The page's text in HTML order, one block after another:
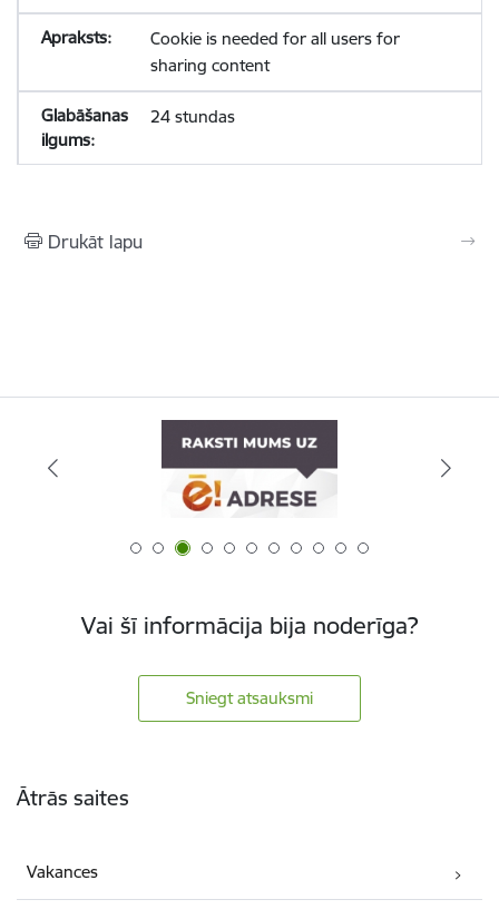
Cookie is needed for all users for
sharing content
24 stundas
Drukāt lapu
Vai šī informācija bija noderīga?
Sniegt atsauksmi
Ātrās saites
Vakances